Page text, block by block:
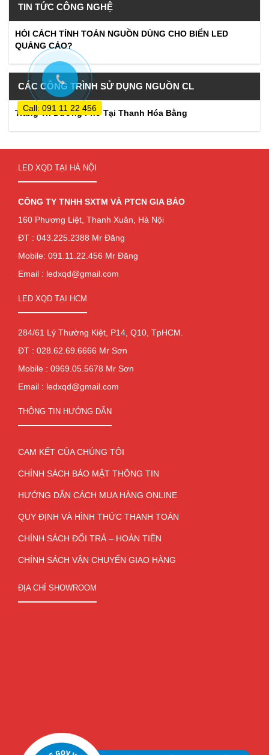
TIN TỨC CÔNG NGHỆ
HỎI CÁCH TÍNH TOÁN NGUỒN DÙNG CHO BIỂN LED
QUẢNG CÁO?
CÁC CÔNG TRÌNH SỬ DỤNG NGUỒN CL
Trang Trí Đường Phố Tại Thanh Hóa Bằng
LED XQD TẠI HÀ NỘI
CÔNG TY TNHH SXTM VÀ PTCN GIA BẢO
160 Phương Liệt, Thanh Xuân, Hà Nội
ĐT : 043.225.2388 Mr Đăng
Mobile: 091.11.22.456 Mr Đăng
Email : ledxqd@gmail.com
LED XQD TẠI HCM
284/61 Lý Thường Kiệt, P14, Q10, TpHCM.
ĐT : 028.62.69.6666 Mr Sơn
Mobile : 0969.05.5678 Mr Sơn
Email : ledxqd@gmail.com
THÔNG TIN HƯỚNG DẪN
CAM KẾT CỦA CHÚNG TÔI
CHÍNH SÁCH BẢO MẬT THÔNG TIN
HƯỚNG DẪN CÁCH MUA HÀNG ONLINE
QUY ĐỊNH VÀ HÌNH THỨC THANH TOÁN
CHÍNH SÁCH ĐỔI TRẢ – HOÀN TIỀN
CHÍNH SÁCH VẬN CHUYỂN GIAO HÀNG
ĐỊA CHỈ SHOWROOM
Call: 091 11 22 456